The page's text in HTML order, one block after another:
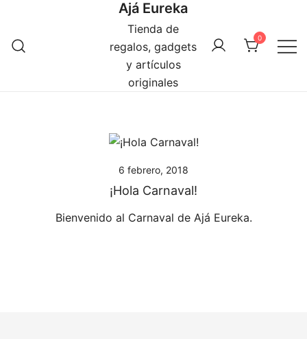
contenido
Ajá Eureka
Tienda de
regalos, gadgets
y artículos
originales
0
6 febrero, 2018
¡Hola Carnaval!
Bienvenido al Carnaval de Ajá Eureka.